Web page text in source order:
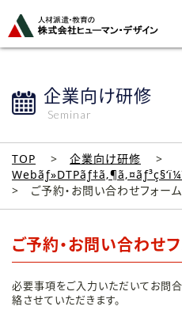
企業向け研修
Seminar
TOP
企業向け研修
ご予約・お問い合わせフォーム
ご予約・お問い合わせ
必要事項をご入力いただいてお問
絡させていただきます。
ジ
ト